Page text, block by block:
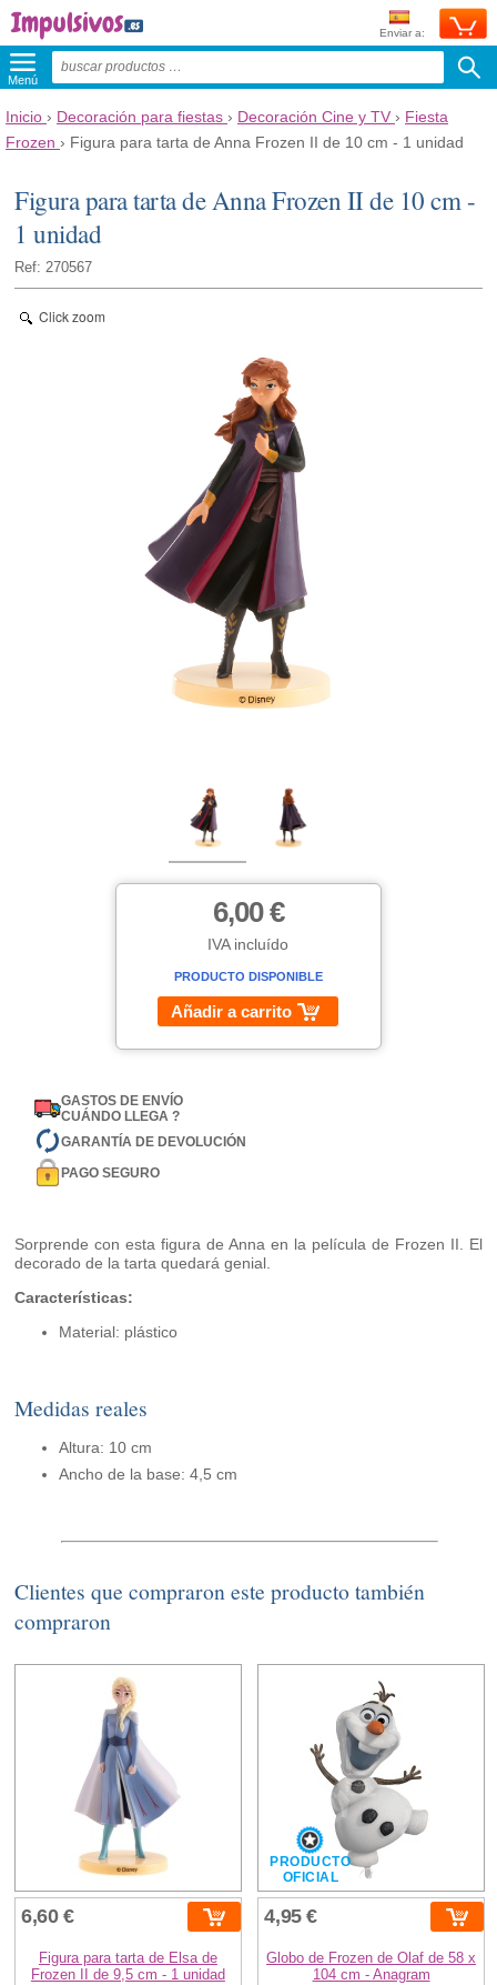
Enviar a:
Menú
Inicio › Decoración para fiestas › Decoración Cine y TV › Fiesta
Frozen › Figura para tarta de Anna Frozen II de 10 cm - 1 unidad
Figura para tarta de Anna Frozen II de 10 cm -
1 unidad
Ref: 270567
Click zoom
6,00 €
IVA incluído
PRODUCTO DISPONIBLE
Añadir a carrito
GASTOS DE ENVÍO
CUÁNDO LLEGA ?
GARANTÍA DE DEVOLUCIÓN
PAGO SEGURO
Sorprende con esta figura de Anna en la película de Frozen II. El
decorado de la tarta quedará genial.
Características:
Material: plástico
Medidas reales
Altura: 10 cm
Ancho de la base: 4,5 cm
Clientes que compraron este producto también
compraron
6,60 €
Figura para tarta de Elsa de
Frozen II de 9,5 cm - 1 unidad
PRODUCTO
OFICIAL
4,95 €
Globo de Frozen de Olaf de 58 x
104 cm - Anagram